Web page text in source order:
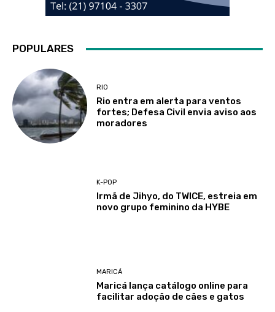
POPULARES
RIO
Rio entra em alerta para ventos
fortes; Defesa Civil envia aviso aos
moradores
K-POP
Irmã de Jihyo, do TWICE, estreia em
novo grupo feminino da HYBE
MARICÁ
Maricá lança catálogo online para
facilitar adoção de cães e gatos